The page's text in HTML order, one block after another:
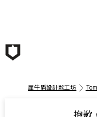
犀牛盾設計款工坊
抱歉